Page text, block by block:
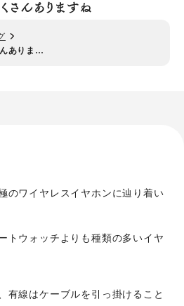
さんありますね
ありま…
のワイヤレスイヤホンに辿り着い
トウォッチよりも種類の多いイヤ
有線はケーブルを引っ掛けること